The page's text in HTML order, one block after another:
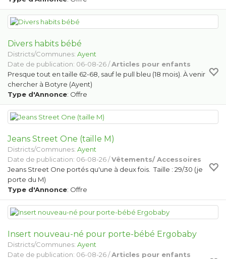
Divers habits bébé
Districts/Communes: Ayent
Date de publication: 06-08-26 /Articles pour enfants
Presque tout en taille 62-68, sauf le pull bleu (18 mois). À venir
chercher à Botyre (Ayent)
Type d'Annonce: Offre
Jeans Street One (taille M)
Districts/Communes: Ayent
Date de publication: 06-08-26 /Vêtements/ Accessoires
Jeans Street One portés qu'une à deux fois. Taille : 29/30 (je
porte du M)
Type d'Annonce: Offre
Insert nouveau-né pour porte-bébé Ergobaby
Districts/Communes: Ayent
Date de publication: 06-08-26 /Articles pour enfants